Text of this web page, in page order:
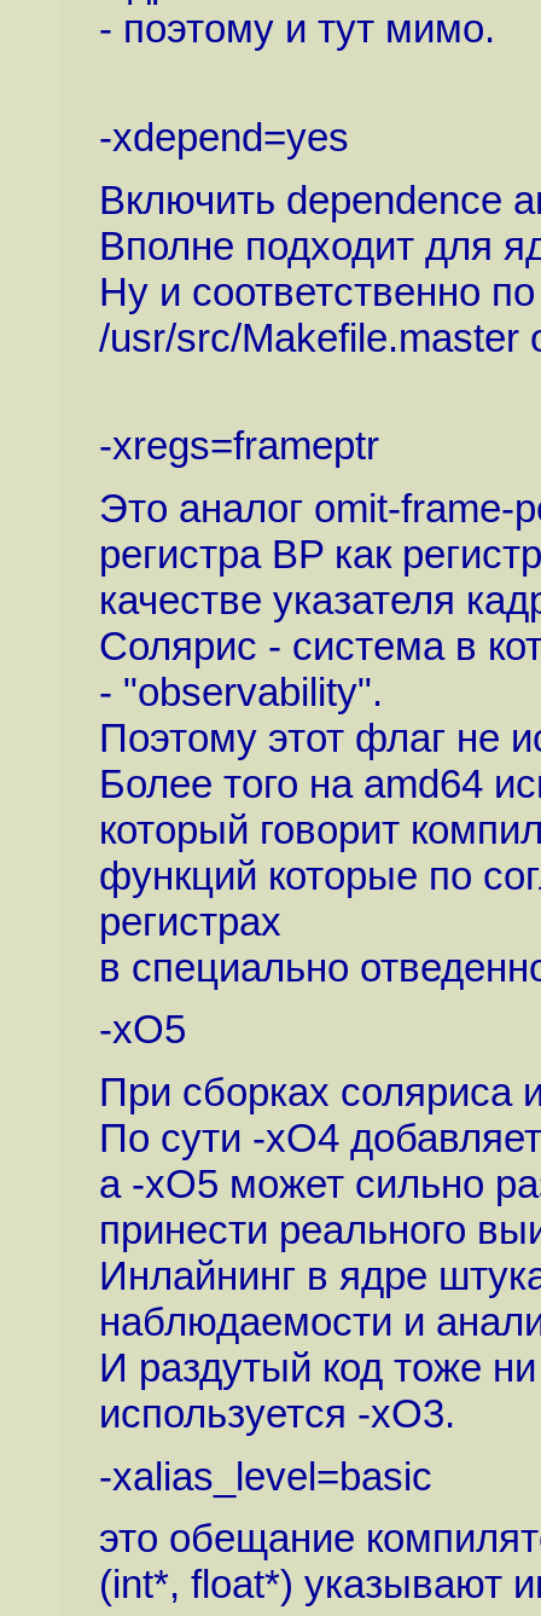
- поэтому и тут мимо.
-xdepend=yes
Включить dependence
Вполне подходит для
Ну и соответственно
/usr/src/Makefile.master
-xregs=frameptr
Это аналог omit-frame-
регистра BP как
качестве указателя
Солярис - система в
- "observability".
Поэтому этот флаг не
Более того на amd64
который говорит
функций которые по
регистрах
в специально
-xO5
При сборках соляриса
По сути -xO4
а -xO5 может сильно
принести реального
Инлайнинг в ядре
наблюдаемости и
И раздутый код тоже
используется -xO3.
-xalias_level=basic
это обещание
(int*, float*) указывают